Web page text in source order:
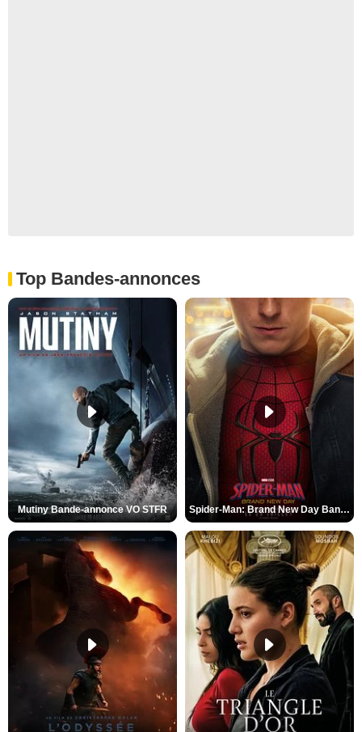
Top Bandes-annonces
Mutiny Bande-annonce VO STFR Spider-Man: Brand New Day Bande-annonce VO STFR